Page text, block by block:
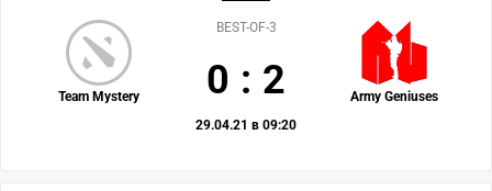
Team Mystery Army Geniuses
BEST-OF-3
0 : 2
29.04.21 в 09:20